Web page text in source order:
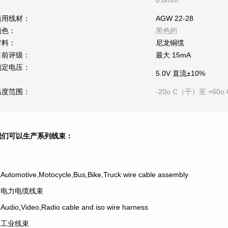
线材：
AGW 22-28
：
黑色的
：
尼龙铜缆
评级：
最大 15mA
电压：
5.0V 直流±10%
范围： -20o C（干）至 +60o
可以生产系列线束：
wire cable assembly
力电缆线束
cable and iso wire harness
业线束